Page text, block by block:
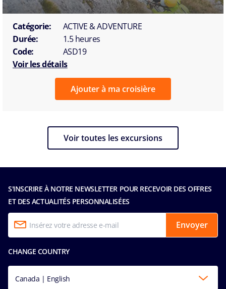
Catégorie:
ACTIVE & ADVENTURE
Durée:
1.5 heures
Code:
ASD19
Voir les détails
Ajouter à ma croisière
Voir toutes les excursions
S'INSCRIRE À NOTRE NEWSLETTER POUR RECEVOIR DES OFFRES
ET DES ACTUALITÉS PERSONNALISÉES
Envoyer
CHANGE COUNTRY
Canada | English